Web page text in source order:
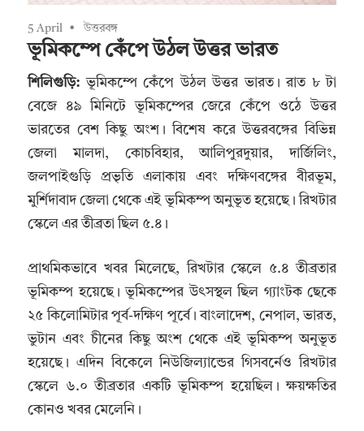
5 April উত্তরবঙ্গ
ভূমিকম্পে কেঁপে উঠল উত্তর ভারত
শিলিগুড়ি: ভূমিকম্পে কেঁপে উঠল উত্তর ভারত। রাত ৮ টা
বেজে ৪৯ মিনিটে ভূমিকম্পের জেরে কেঁপে ওঠে উত্তর
ভারতের বেশ কিছু অংশ। বিশেষ করে উত্তরবঙ্গের বিভিন্ন
জেলা মালদা, কোচবিহার, আলিপুরদুয়ার, দার্জিলিং,
জলপাইগুড়ি প্রভৃতি এলাকায় এবং দক্ষিণবঙ্গের বীরভূম,
মুর্শিদাবাদ জেলা থেকে এই ভূমিকম্প অনুভূত হয়েছে। রিখটার
স্কেলে এর তীব্রতা ছিল ৫.৪।
প্রাথমিকভাবে খবর মিলেছে, রিখটার স্কেলে ৫.৪ তীব্রতার
ভূমিকম্প হয়েছে। ভূমিকম্পের উৎসস্থল ছিল গ্যাংটক ছেকে
২৫ কিলোমিটার পূর্ব-দক্ষিণ পূর্বে। বাংলাদেশ, নেপাল, ভারত,
ভুটান এবং চীনের কিছু অংশ থেকে এই ভূমিকম্প অনুভূত
হয়েছে। এদিন বিকেলে নিউজিল্যান্ডের গিসবর্নেও রিখটার
স্কেলে ৬.০ তীব্রতার একটি ভূমিকম্প হয়েছিল। ক্ষয়ক্ষতির
কোনও খবর মেলেনি।